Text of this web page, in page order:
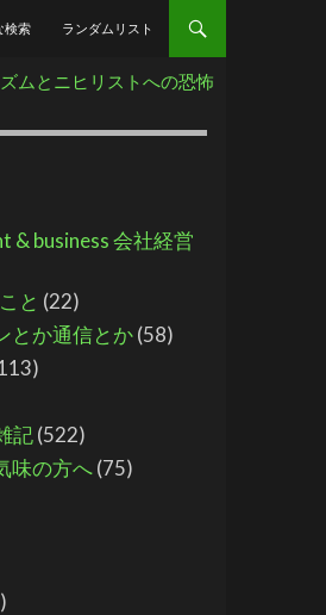
検索 ランダムリスト
ムとニヒリストへの恐怖
& business 会社経営
と (22)
とか通信とか(58)
記(522)
味の方へ(75)